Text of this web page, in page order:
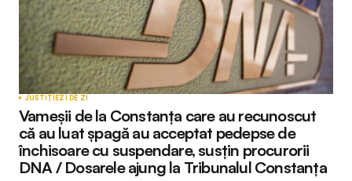
JUSTIȚIEZI DE ZI
Vameșii de la Constanța care au recunoscut
că au luat șpagă au acceptat pedepse de
închisoare cu suspendare, susțin procurorii
DNA / Dosarele ajung la Tribunalul Constanța